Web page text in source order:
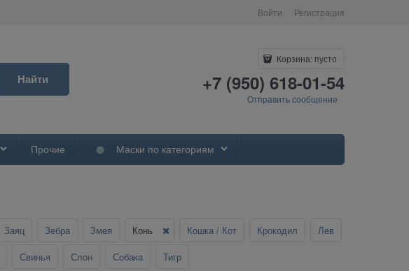
Войти Регистрация
Найти
Корзина: пусто
+7 (950) 618-01-54
Отправить сообщение
Прочие Маски по категориям
Заяц Зебра Змея Конь Кошка / Кот Крокодил
Лев
Свинья Слон Собака Тигр